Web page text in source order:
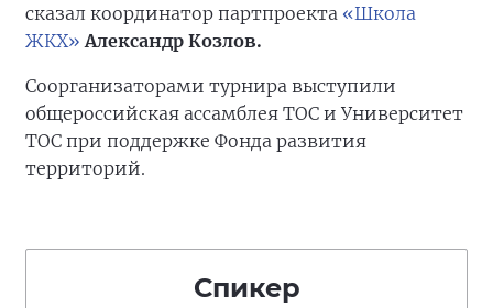
сказал координатор партпроекта «Школа
ЖКХ» Александр Козлов.
Соорганизаторами турнира выступили
общероссийская ассамблея ТОС и Университет
ТОС при поддержке Фонда развития
территорий.
Спикер